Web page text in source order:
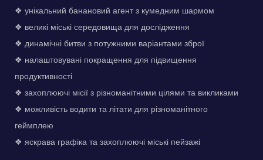
❖ унікальний банановий агент з кумедним шармом
❖ великі міські середовища для дослідження
❖ динамічні битви з потужними варіантами зброї
❖ налаштовувані покращення для підвищення
продуктивності
❖ захоплюючі місії з різноманітними цілями та викликами
❖ можливість водити та літати для різноманітного
геймплею
❖ яскрава графіка та захоплюючі міські пейзажі